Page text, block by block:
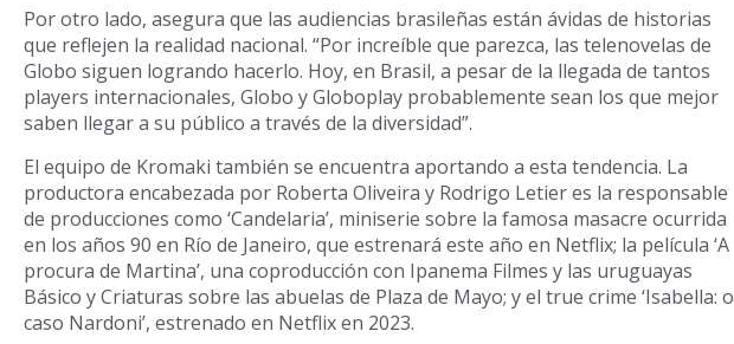
Por otro lado, asegura que las audiencias brasileñas están ávidas de historias
que reflejen la realidad nacional. “Por increíble que parezca, las telenovelas de
Globo siguen logrando hacerlo. Hoy, en Brasil, a pesar de la llegada de tantos
players internacionales, Globo y Globoplay probablemente sean los que mejor
saben llegar a su público a través de la diversidad”.
El equipo de Kromaki también se encuentra aportando a esta tendencia. La
productora encabezada por Roberta Oliveira y Rodrigo Letier es la responsable
de producciones como ‘Candelaria’, miniserie sobre la famosa masacre ocurrida
en los años 90 en Río de Janeiro, que estrenará este año en Netflix; la película ‘A
procura de Martina’, una coproducción con Ipanema Filmes y las uruguayas
Básico y Criaturas sobre las abuelas de Plaza de Mayo; y el true crime ‘Isabella: o
caso Nardoni’, estrenado en Netflix en 2023.